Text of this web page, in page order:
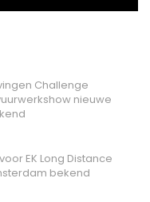
Challenge
nieuwe
EK Long Distance
bekend